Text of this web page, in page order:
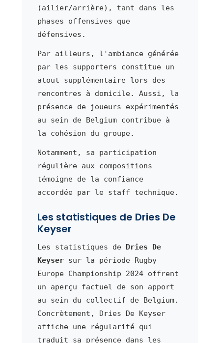
(ailier/arrière), tant dans les
phases offensives que
défensives.
Par ailleurs, l'ambiance générée
par les supporters constitue un
atout supplémentaire lors des
rencontres à domicile. Aussi, la
présence de joueurs expérimentés
au sein de Belgium contribue à
la cohésion du groupe.
Notamment, sa participation
régulière aux compositions
témoigne de la confiance
accordée par le staff technique.
Les statistiques de Dries De
Keyser
Les statistiques de
Dries De
Keysersur la période Rugby
Europe Championship 2024 offrent
un aperçu factuel de son apport
au sein du collectif de Belgium.
Concrètement, Dries De Keyser
affiche une régularité qui
traduit sa présence dans les